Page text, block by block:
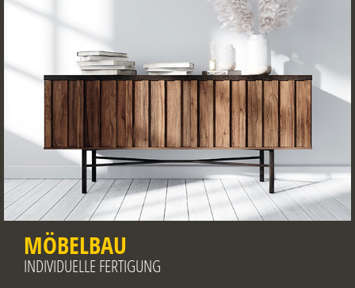
MÖBELBAU
INDIVIDUELLE FERTIGUNG